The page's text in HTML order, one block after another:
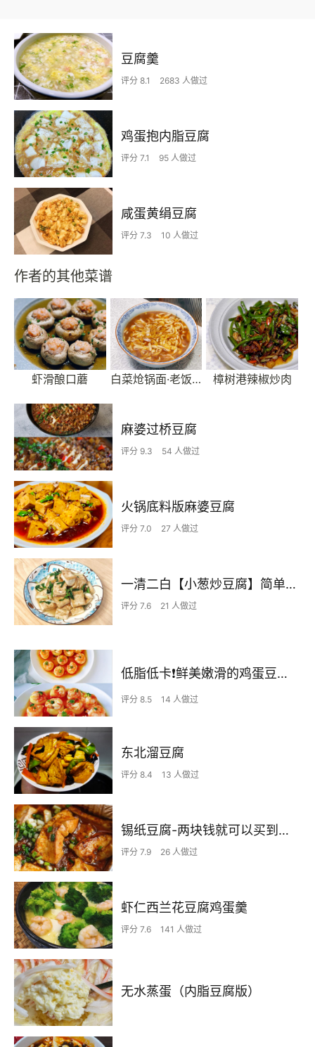
豆腐羹
评分 8.1 2683 人做过
鸡蛋抱内脂豆腐
评分 7.1 95 人做过
咸蛋黄绢豆腐
评分 7.3 10 人做过
作者的其他菜谱
虾滑酿口蘑 白菜炝锅面·老饭骨版 樟树港辣椒炒肉
麻婆过桥豆腐
评分 9.3 54 人做过
火锅底料版麻婆豆腐
评分 7.0 27 人做过
一清二白【小葱炒豆腐】简单家常味
评分 7.6 21 人做过
低脂低卡❗️鲜美嫩滑的鸡蛋豆腐蒸虾仁，好吃又好看～
评分 8.5 14 人做过
东北溜豆腐
评分 8.4 13 人做过
锡纸豆腐-两块钱就可以买到，校门口放学后的快乐
评分 7.9 26 人做过
虾仁西兰花豆腐鸡蛋羹
评分 7.6 141 人做过
无水蒸蛋（内脂豆腐版）